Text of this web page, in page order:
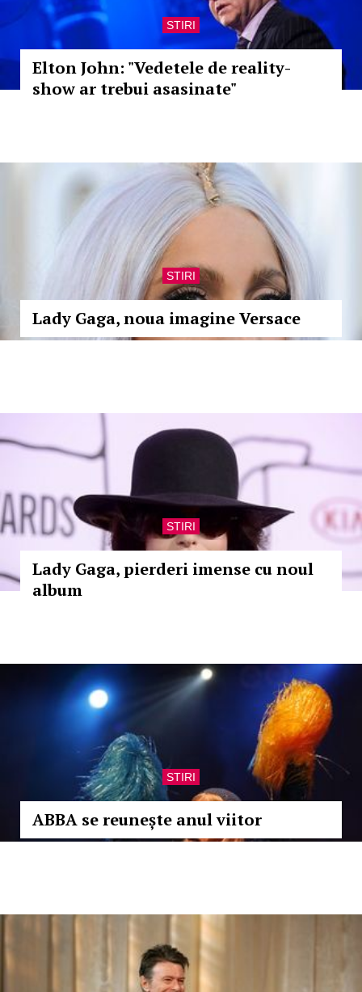
STIRI
Elton John: "Vedetele de reality-
show ar trebui asasinate"
STIRI
Lady Gaga, noua imagine Versace
STIRI
Lady Gaga, pierderi imense cu noul
album
STIRI
ABBA se reunește anul viitor